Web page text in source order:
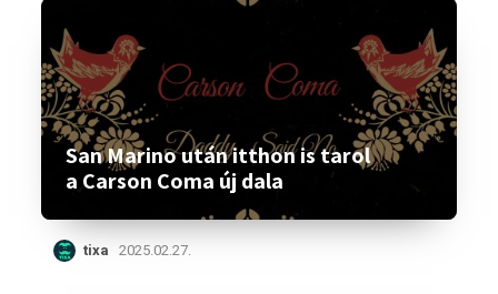
San Marino után itthon is tarol
a Carson Coma új dala
tixa 2025.02.27.